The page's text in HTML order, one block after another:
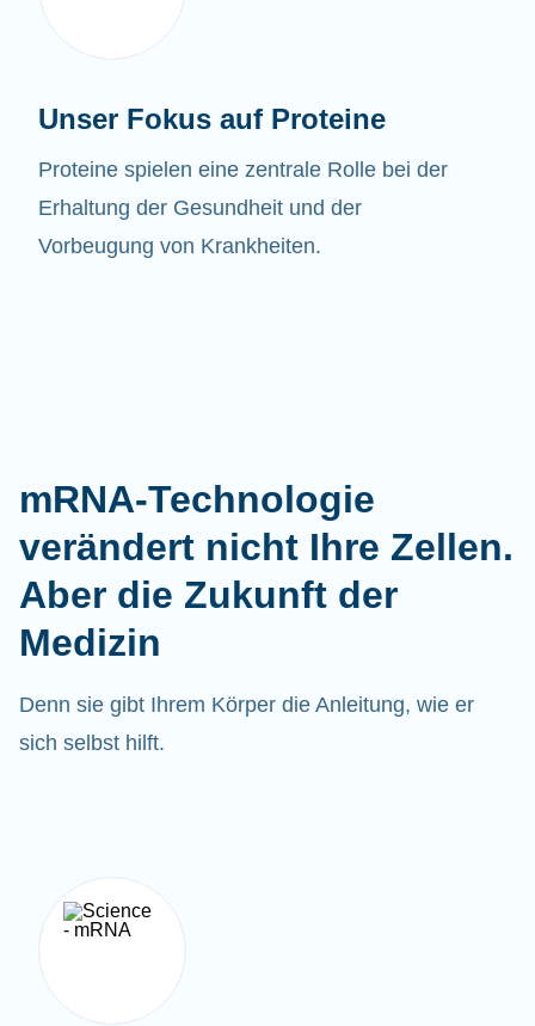
Unser Fokus auf Proteine
Proteine spielen eine zentrale Rolle bei der
Erhaltung der Gesundheit und der
Vorbeugung von Krankheiten.
mRNA-Technologie
verändert nicht Ihre Zellen.
Aber die Zukunft der
Medizin
Denn sie gibt Ihrem Körper die Anleitung, wie er
sich selbst hilft.